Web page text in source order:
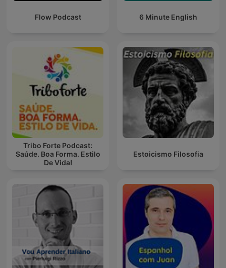
Flow Podcast 6 Minute English
Tribo Forte Podcast:
Saúde. Boa Forma. Estilo
De Vida!
Estoicismo Filosofia